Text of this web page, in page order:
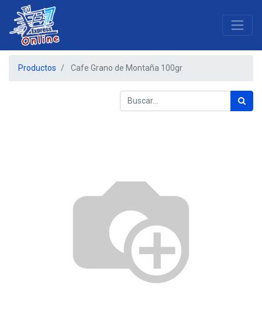
Productos Cafe Grano de Montaña 100gr